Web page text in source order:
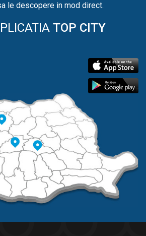
le descopere in mod direct.
TOP CITY